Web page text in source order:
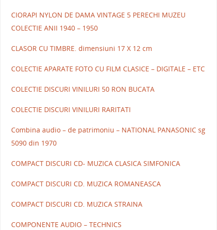
CIORAPI NYLON DE DAMA VINTAGE 5 PERECHI MUZEU
COLECTIE ANII 1940 – 1950
CLASOR CU TIMBRE. dimensiuni 17 X 12 cm
COLECTIE APARATE FOTO CU FILM CLASICE – DIGITALE – ETC
COLECTIE DISCURI VINILURI 50 RON BUCATA
COLECTIE DISCURI VINILURI RARITATI
Combina audio – de patrimoniu – NATIONAL PANASONIC sg
5090 din 1970
COMPACT DISCURI CD- MUZICA CLASICA SIMFONICA
COMPACT DISCURI CD. MUZICA ROMANEASCA
COMPACT DISCURI CD. MUZICA STRAINA
COMPONENTE AUDIO – TECHNICS